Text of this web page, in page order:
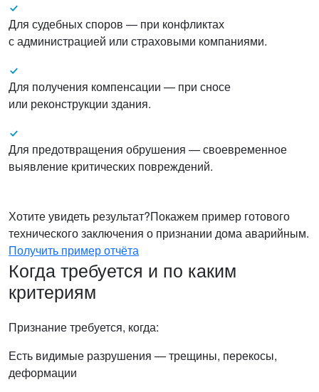
Для судебных споров — при конфликтах
с администрацией или страховыми компаниями.
Для получения компенсации — при сносе
или реконструкции здания.
Для предотвращения обрушения — своевременное
выявление критических повреждений.
Хотите увидеть результат?Покажем пример готового
технического заключения о признании дома аварийным.
Получить пример отчёта
Когда требуется и по каким
критериям
Признание требуется, когда:
Есть видимые разрушения — трещины, перекосы,
деформации